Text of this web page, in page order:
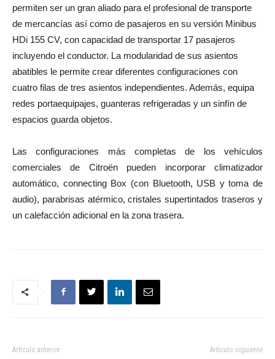
permiten ser un gran aliado para el profesional de transporte
de mercancías así como de pasajeros en su versión Minibus
HDi 155 CV, con capacidad de transportar 17 pasajeros
incluyendo el conductor. La modularidad de sus asientos
abatibles le permite crear diferentes configuraciones con
cuatro filas de tres asientos independientes. Además, equipa
redes portaequipajes, guanteras refrigeradas y un sinfín de
espacios guarda objetos.
Las configuraciones más completas de los vehículos
comerciales de Citroën pueden incorporar climatizador
automático, connecting Box (con Bluetooth, USB y toma de
audio), parabrisas atérmico, cristales supertintados traseros y
un calefacción adicional en la zona trasera.
Artículo anterior Artículo siguiente